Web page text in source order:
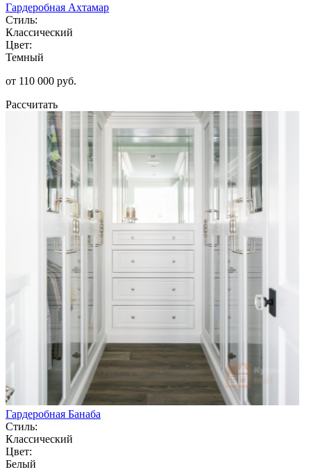
Гардеробная Ахтамар
Стиль:
Классический
Цвет:
Темный
от 110 000 руб.
Рассчитать
Гардеробная Банаба
Стиль:
Классический
Цвет:
Белый